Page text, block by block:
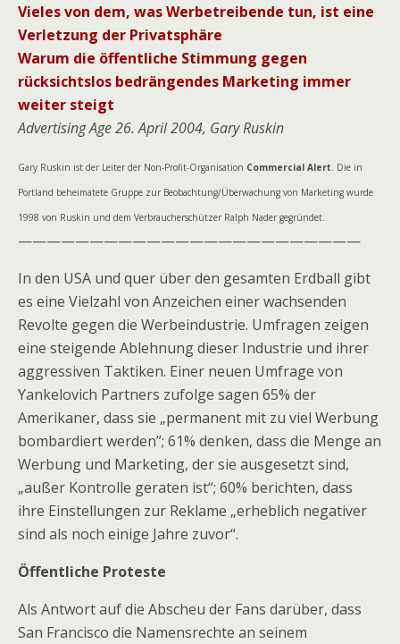
Vieles von dem, was Werbetreibende tun, ist eine
Verletzung der Privatsphäre
Warum die öffentliche Stimmung gegen
rücksichtslos bedrängendes Marketing immer
weiter steigt
Advertising Age 26. April 2004, Gary Ruskin
Gary Ruskin ist der Leiter der Non-Profit-Organisation Commercial Alert. Die in
Portland beheimatete Gruppe zur Beobachtung/Überwachung von Marketing wurde
1998 von Ruskin und dem Verbraucherschützer Ralph Nader gegründet.
————————————————————————
In den USA und quer über den gesamten Erdball gibt
es eine Vielzahl von Anzeichen einer wachsenden
Revolte gegen die Werbeindustrie. Umfragen zeigen
eine steigende Ablehnung dieser Industrie und ihrer
aggressiven Taktiken. Einer neuen Umfrage von
Yankelovich Partners zufolge sagen 65% der
Amerikaner, dass sie „permanent mit zu viel Werbung
bombardiert werden”; 61% denken, dass die Menge an
Werbung und Marketing, der sie ausgesetzt sind,
„außer Kontrolle geraten ist“; 60% berichten, dass
ihre Einstellungen zur Reklame „erheblich negativer
sind als noch einige Jahre zuvor“.
Öffentliche Proteste
Als Antwort auf die Abscheu der Fans darüber, dass
San Francisco die Namensrechte an seinem